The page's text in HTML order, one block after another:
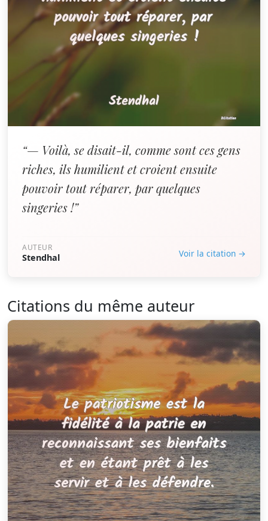
“— Voilà, se disait-il, comme sont ces gens
riches, ils humilient et croient ensuite
pouvoir tout réparer, par quelques
singeries !”
AUTEUR
Stendhal Voir la citation →
Citations du même auteur